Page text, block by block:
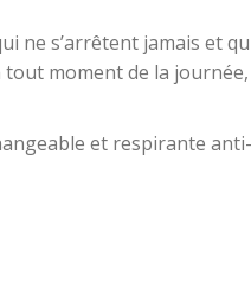
ne s’arrêtent jamais et
moment de la
et respirante